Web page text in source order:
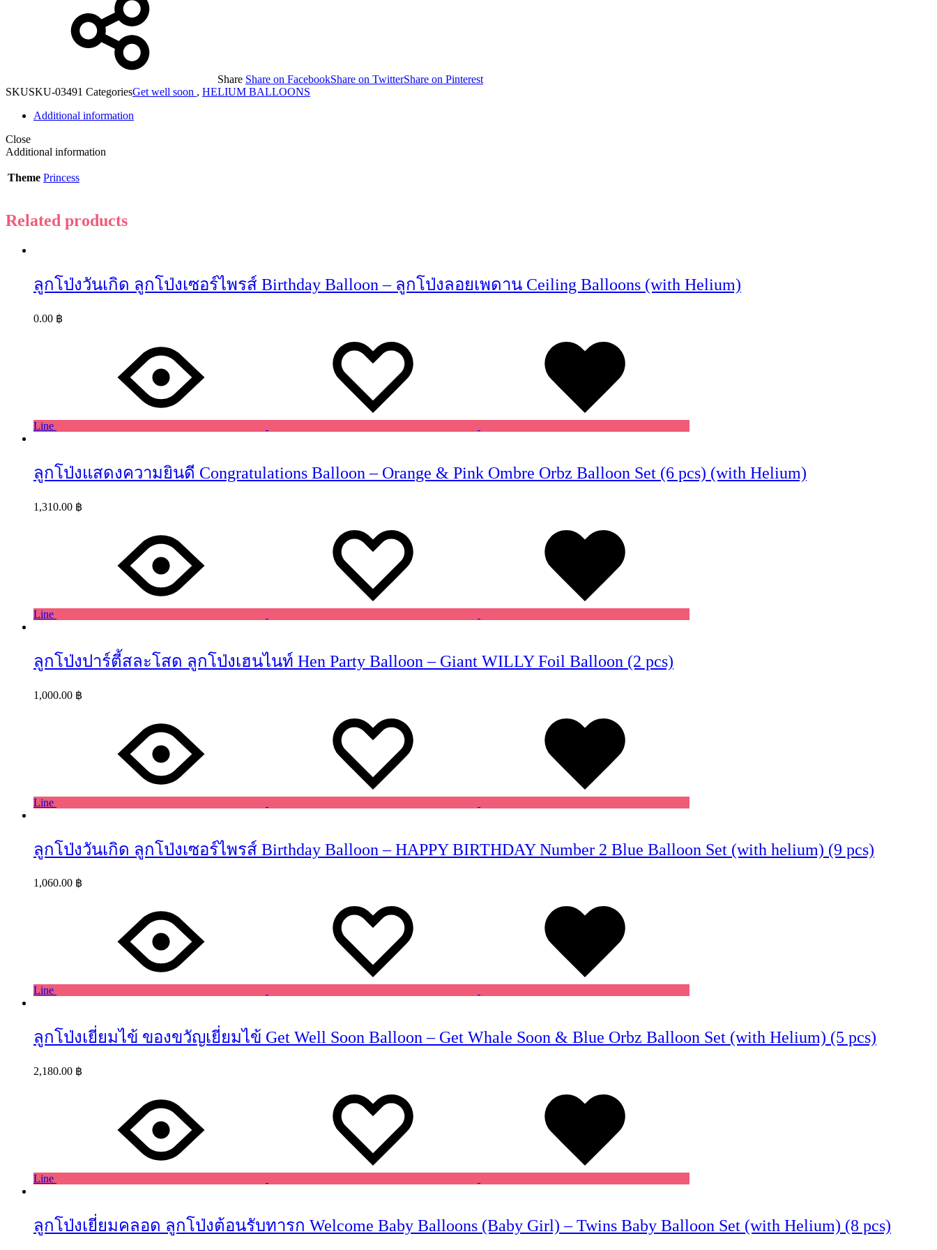
Share Share on FacebookShare on TwitterShare on Pinterest
SKUSKU-03491 CategoriesGet well soon , HELIUM BALLOONS
Additional information
Close
Additional information
Theme Princess
Related products
ลูกโป่งวันเกิด ลูกโป่งเซอร์ไพรส์ Birthday Balloon – ลูกโป่งลอยเพดาน Ceiling Balloons (with Helium)
0.00 ฿
Line
ลูกโป่งแสดงความยินดี Congratulations Balloon – Orange & Pink Ombre Orbz Balloon Set (6 pcs) (with Helium)
1,310.00 ฿
Line
ลูกโป่งปาร์ตี้สละโสด ลูกโป่งเฮนไนท์ Hen Party Balloon – Giant WILLY Foil Balloon (2 pcs)
1,000.00 ฿
Line
ลูกโป่งวันเกิด ลูกโป่งเซอร์ไพรส์ Birthday Balloon – HAPPY BIRTHDAY Number 2 Blue Balloon Set (with helium) (9 pcs)
1,060.00 ฿
Line
ลูกโป่งเยี่ยมไข้ ของขวัญเยี่ยมไข้ Get Well Soon Balloon – Get Whale Soon & Blue Orbz Balloon Set (with Helium) (5 pcs)
2,180.00 ฿
Line
ลูกโป่งเยี่ยมคลอด ลูกโป่งต้อนรับทารก Welcome Baby Balloons (Baby Girl) – Twins Baby Balloon Set (with Helium) (8 pcs)